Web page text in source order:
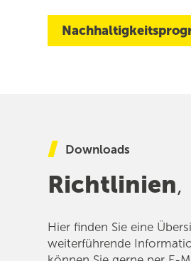
Downloads
Richtlinien,
Hier finden Sie eine
weiterführende